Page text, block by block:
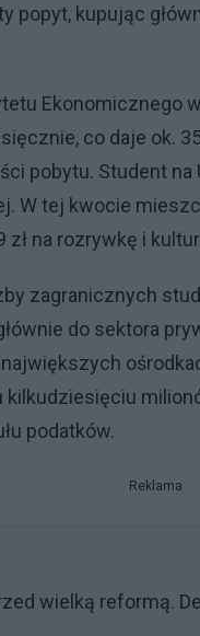
popyt, kupując
co daje ok.
pobytu. Student
W tej kwocie
zł na rozrywkę i
zagranicznych
do sektora
podatków.
Reklama
wielką reformą.